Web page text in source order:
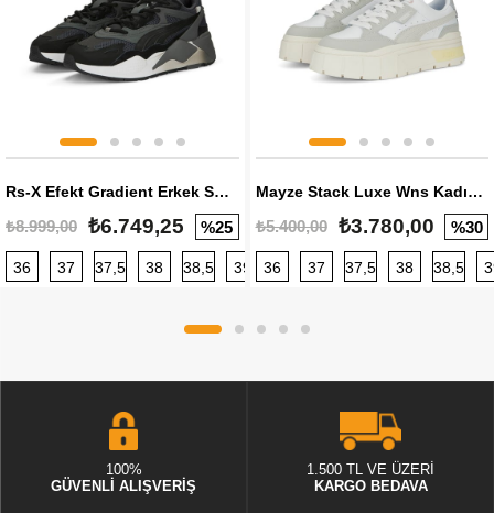
Rs-X Efekt Gradient Erkek Sneaker
₺8.999,00 ₺6.749,25 %25
36 37 37,5 38 38,5 39 40 40,5 41 42 42,5
Mayze Stack Luxe Wns Kadın Sneaker
₺5.400,00 ₺3.780,00 %30
36 37 37,5 38 38,5
100%
GÜVENLİ ALIŞVERİŞ
1.500 TL VE ÜZERİ
KARGO BEDAVA